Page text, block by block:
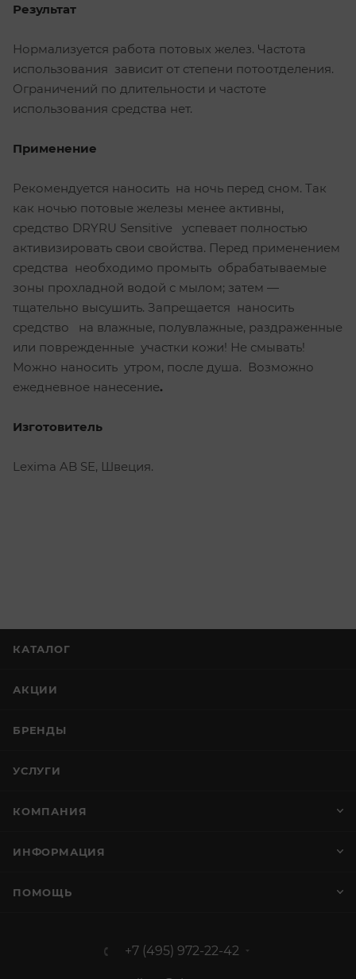
Результат
Нормализуется работа потовых желез. Частота
использования зависит от степени потоотделения.
Ограничений по длительности и частоте
использования средства нет.
Применение
Рекомендуется наносить на ночь перед сном. Так
как ночью потовые железы менее активны,
средство DRYRU Sensitive успевает полностью
активизировать свои свойства. Перед применением
средства необходимо промыть обрабатываемые
зоны прохладной водой с мылом; затем —
тщательно высушить. Запрещается наносить
средство на влажные, полувлажные, раздраженные
или поврежденные участки кожи! Не смывать!
Можно наносить утром, после душа. Возможно
ежедневное нанесение.
Изготовитель
Lexima AB SE, Швеция.
КАТАЛОГ
АКЦИИ
БРЕНДЫ
УСЛУГИ
КОМПАНИЯ
ИНФОРМАЦИЯ
ПОМОЩЬ
+7 (495) 972-22-42